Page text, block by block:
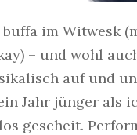
im Witwesk
– und wohl
auf und
Jahr jünger als
gescheit.